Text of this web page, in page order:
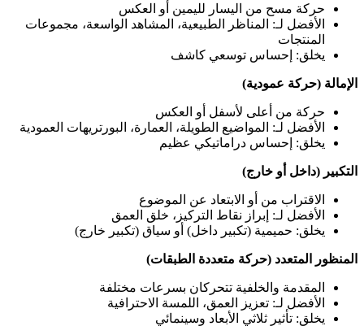
حركة مسح من اليسار لليمين أو العكس
الأفضل لـ: المناظر الطبيعية، المشاهد الواسعة، مجموعات
المنتجات
يخلق: إحساس توسعي كاشف
الإمالة (حركة عمودية)
حركة من أعلى لأسفل أو العكس
الأفضل لـ: المواضيع الطويلة، العمارة، البورتريهات العمودية
يخلق: إحساس دراماتيكي عظيم
التكبير (داخل أو خارج)
الاقتراب من أو الابتعاد عن الموضوع
الأفضل لـ: إبراز نقاط التركيز، خلق العمق
يخلق: حميمية (تكبير داخل) أو سياق (تكبير خارج)
المنظور المتعدد (حركة متعددة الطبقات)
المقدمة والخلفية تتحركان بسرعات مختلفة
الأفضل لـ: تعزيز العمق، اللمسة الاحترافية
يخلق: تأثير ثلاثي الأبعاد وسينمائي